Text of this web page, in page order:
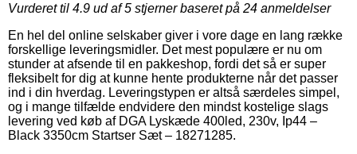
Vurderet til 4.9 ud af 5 stjerner baseret på 24 anmeldelser
En hel del online selskaber giver i vore dage en lang række
forskellige leveringsmidler. Det mest populære er nu om
stunder at afsende til en pakkeshop, fordi det så er super
fleksibelt for dig at kunne hente produkterne når det passer
ind i din hverdag. Leveringstypen er altså særdeles simpel,
og i mange tilfælde endvidere den mindst kostelige slags
levering ved køb af DGA Lyskæde 400led, 230v, Ip44 –
Black 3350cm Startser Sæt – 18271285.